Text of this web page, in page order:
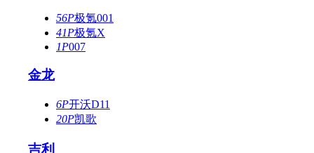
56P极氪001
41P极氪X
1P007
金龙
6P开沃D11
20P凯歌
吉利